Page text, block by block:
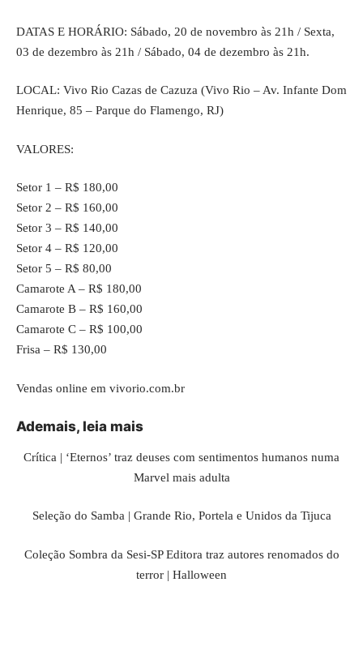
DATAS E HORÁRIO: Sábado, 20 de novembro às 21h / Sexta,
03 de dezembro às 21h / Sábado, 04 de dezembro às 21h.
LOCAL: Vivo Rio Cazas de Cazuza (Vivo Rio – Av. Infante Dom
Henrique, 85 – Parque do Flamengo, RJ)
VALORES:
Setor 1 – R$ 180,00
Setor 2 – R$ 160,00
Setor 3 – R$ 140,00
Setor 4 – R$ 120,00
Setor 5 – R$ 80,00
Camarote A – R$ 180,00
Camarote B – R$ 160,00
Camarote C – R$ 100,00
Frisa – R$ 130,00
Vendas online em vivorio.com.br
Ademais, leia mais
Crítica | ‘Eternos’ traz deuses com sentimentos humanos numa
Marvel mais adulta
Seleção do Samba | Grande Rio, Portela e Unidos da Tijuca
Coleção Sombra da Sesi-SP Editora traz autores renomados do
terror | Halloween